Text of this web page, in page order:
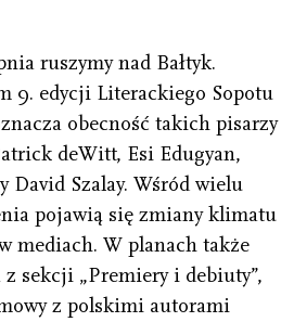
ruszymy nad Bałtyk.
9. edycji Literackiego Sopotu
obecność takich pisarzy
deWitt, Esi Edugyan,
David Szalay. Wśród wielu
pojawią się zmiany klimatu
mediach. W planach także
sekcji „Premiery i debiuty”,
z polskimi autorami